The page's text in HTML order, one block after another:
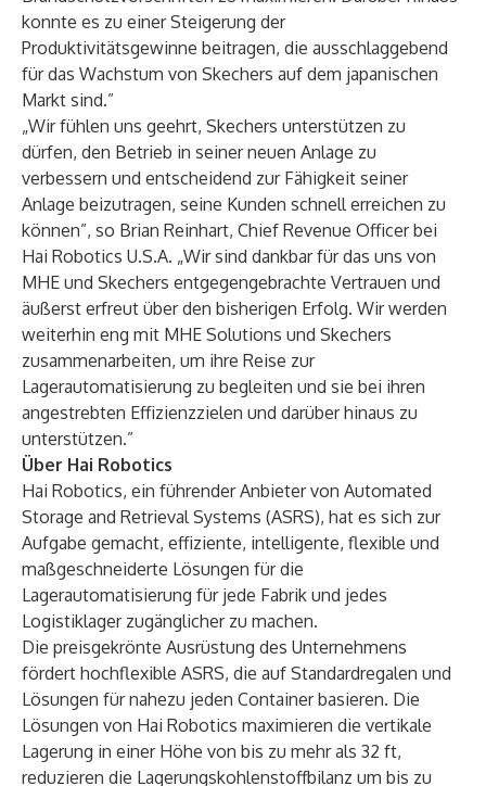
konnte es zu einer Steigerung der
Produktivitätsgewinne beitragen, die ausschlaggebend
für das Wachstum von Skechers auf dem japanischen
Markt sind.”
„Wir fühlen uns geehrt, Skechers unterstützen zu
dürfen, den Betrieb in seiner neuen Anlage zu
verbessern und entscheidend zur Fähigkeit seiner
Anlage beizutragen, seine Kunden schnell erreichen zu
können”, so Brian Reinhart, Chief Revenue Officer bei
Hai Robotics U.S.A. „Wir sind dankbar für das uns von
MHE und Skechers entgegengebrachte Vertrauen und
äußerst erfreut über den bisherigen Erfolg. Wir werden
weiterhin eng mit MHE Solutions und Skechers
zusammenarbeiten, um ihre Reise zur
Lagerautomatisierung zu begleiten und sie bei ihren
angestrebten Effizienzzielen und darüber hinaus zu
unterstützen.”
Über Hai Robotics
Hai Robotics, ein führender Anbieter von Automated
Storage and Retrieval Systems (ASRS), hat es sich zur
Aufgabe gemacht, effiziente, intelligente, flexible und
maßgeschneiderte Lösungen für die
Lagerautomatisierung für jede Fabrik und jedes
Logistiklager zugänglicher zu machen.
Die preisgekrönte Ausrüstung des Unternehmens
fördert hochflexible ASRS, die auf Standardregalen und
Lösungen für nahezu jeden Container basieren. Die
Lösungen von Hai Robotics maximieren die vertikale
Lagerung in einer Höhe von bis zu mehr als 32 ft,
reduzieren die Lagerungskohlenstoffbilanz um bis zu